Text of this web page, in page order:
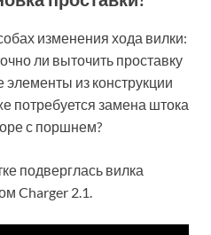
изменения хода вилки:
ли выточить проставку
из конструкции
потребуется замена штока
с поршнем?
подверглась вилка
Charger 2.1.